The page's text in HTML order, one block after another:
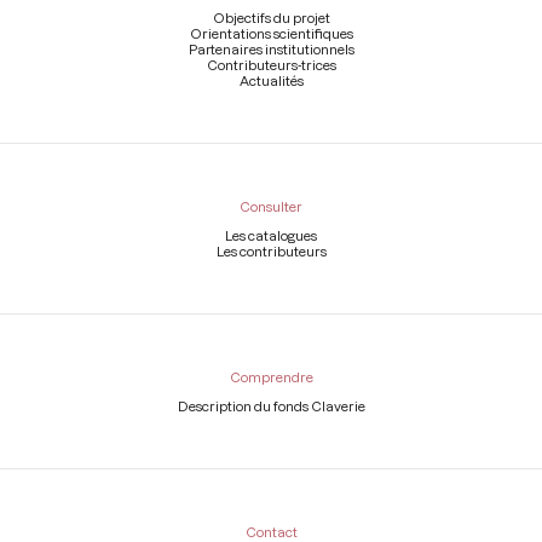
Objectifs du projet
Orientations scientifiques
Partenaires institutionnels
Contributeurs-trices
Actualités
Consulter
Les catalogues
Les contributeurs
Comprendre
Description du fonds Claverie
Contact